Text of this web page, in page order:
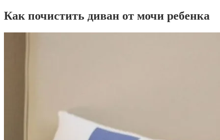
Как почистить диван от мочи ребенка